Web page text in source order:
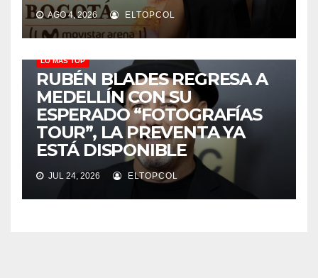
AGO 4, 2026 ELTOPCOL
LO MÁS TOP
RUBÉN BLADES REGRESA A
MEDELLÍN CON SU
ESPERADO “FOTOGRAFÍAS
TOUR”, LA PREVENTA YA
ESTÁ DISPONIBLE
JUL 24, 2026 ELTOPCOL